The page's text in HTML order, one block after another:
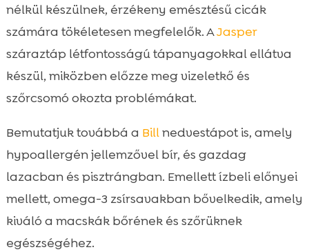
nélkül készülnek, érzékeny emésztésű cicák
számára tökéletesen megfelelők. AJasper
száraztáp létfontosságú tápanyagokkal ellátva
készül, miközben előzze meg vizeletkő és
szőrcsomó okozta problémákat.
Bemutatjuk továbbá a Billnedvestápot is, amely
hypoallergén jellemzővel bír, és gazdag
lazacban és pisztrángban. Emellett ízbeli előnyei
mellett, omega-3 zsírsavakban bővelkedik, amely
kiváló a macskák bőrének és szőrüknek
egészségéhez.